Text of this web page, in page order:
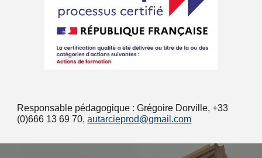
Responsable pédagogique : Grégoire Dorville,+33
(0)666 13 69 70,autarcieprod@gmail.com